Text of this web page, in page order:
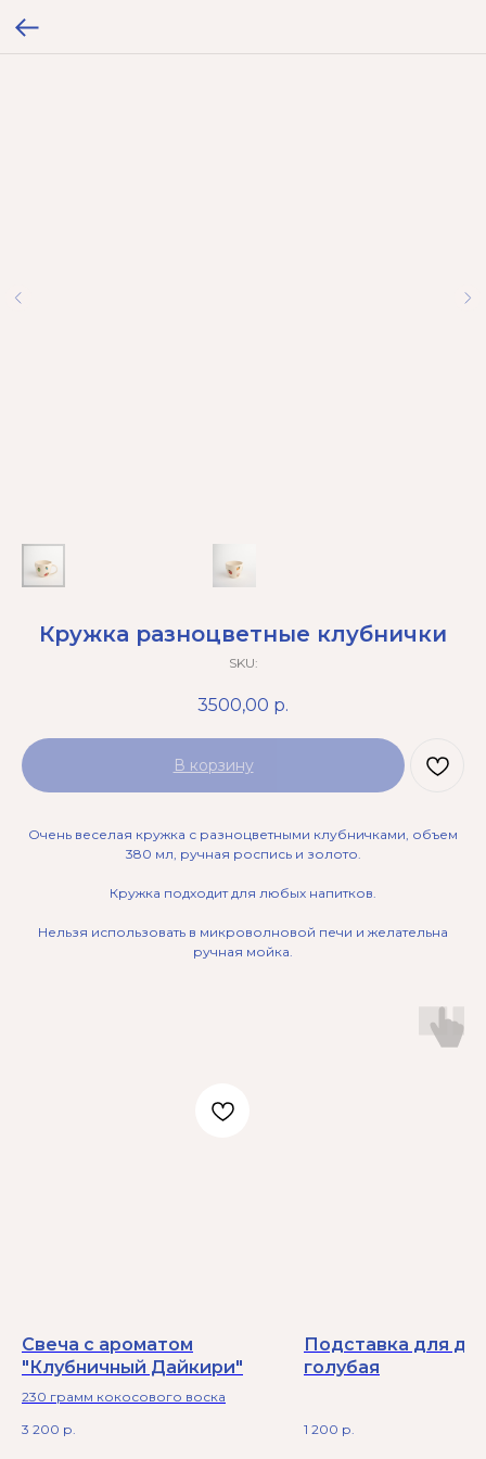
Кружка разноцветные клубнички
SKU:
3500,00 р.
В корзину
Очень веселая кружка с разноцветными клубничками, объем
380 мл, ручная роспись и золото.
Кружка подходит для любых напитков.
Нельзя использовать в микроволновой печи и желательна
ручная мойка.
Свеча с ароматом
"Клубничный Дайкири"
230 грамм кокосового воска
3 200 р.
Подставка для
голубая
1 200 р.